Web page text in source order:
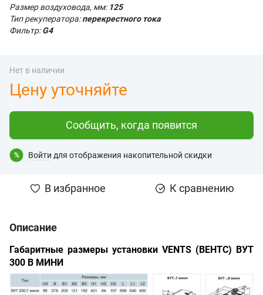
Размер воздуховода, мм: 125
Тип рекуператора:перекрестного тока
Фильтр:G4
Нет в наличии
Цену уточняйте
Сообщить, когда появится
% Войти для отображения накопительной скидки
В избранное К сравнению
Описание
Габаритные размеры установки VENTS (ВЕНТС) ВУТ
300 В МИНИ